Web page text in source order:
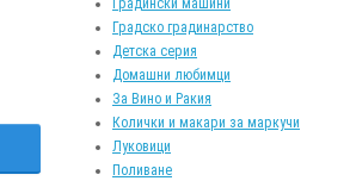
Градински машини
Градско градинарство
Детска серия
Домашни любимци
За Вино и Ракия
Колички и макари за маркучи
Луковици
Поливане